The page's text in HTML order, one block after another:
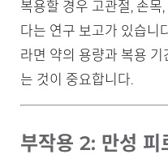
복용할 경우 고관절, 손목
다는 연구 보고가 있습니
라면 약의 용량과 복용
는 것이 중요합니다.
부작용 2: 만성 피